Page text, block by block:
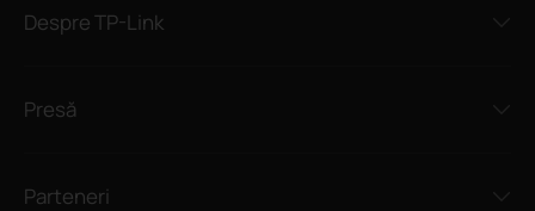
Despre TP-Link
Presă
Parteneri